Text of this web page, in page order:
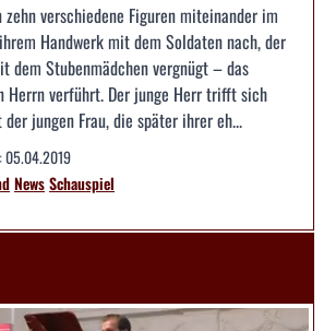
zehn verschiedene Figuren miteinander im
Handwerk mit dem Soldaten nach, der
dem Stubenmädchen vergnügt – das
Herrn verführt. Der junge Herr trifft sich
jungen Frau, die später ihrer eh...
05.04.2019
NewsSchauspiel